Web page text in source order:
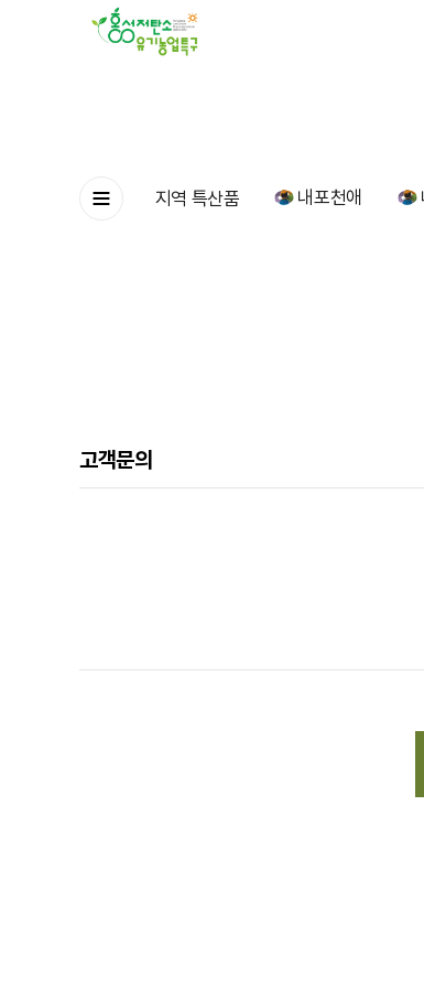
지역 특산품 내포천애
고객문의